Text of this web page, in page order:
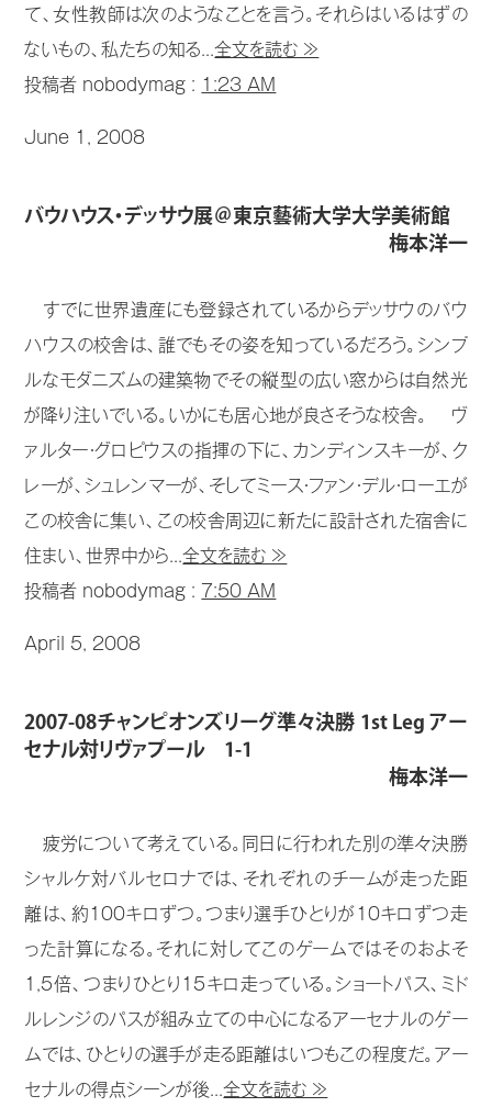
て、女性教師は次のようなことを言う。それらはいるはずの
ないもの、私たちの知る...全文を読む ≫
投稿者 nobodymag : 1:23 AM
June 1, 2008
バウハウス・デッサウ展＠東京藝術大学大学美術館
梅本洋一
すでに世界遺産にも登録されているからデッサウのバウ
ハウスの校舎は、誰でもその姿を知っているだろう。シンプ
ルなモダニズムの建築物でその縦型の広い窓からは自然光
が降り注いでいる。いかにも居心地が良さそうな校舎。 ヴ
ァルター・グロピウスの指揮の下に、カンディンスキーが、ク
レーが、シュレンマーが、そしてミース・ファン・デル・ローエが
この校舎に集い、この校舎周辺に新たに設計された宿舎に
住まい、世界中から...全文を読む ≫
投稿者 nobodymag :
7:50 AM
April 5, 2008
2007-08チャンピオンズリーグ準々決勝 1st Leg アー
セナル対リヴァプール 1-1
梅本洋一
疲労について考えている。同日に行われた別の準々決勝
シャルケ対バルセロナでは、それぞれのチームが走った距
離は、約100キロずつ。つまり選手ひとりが10キロずつ走
った計算になる。それに対してこのゲームではそのおよそ
1,5倍、つまりひとり15キロ走っている。ショートパス、ミド
ルレンジのパスが組み立ての中心になるアーセナルのゲー
ムでは、ひとりの選手が走る距離はいつもこの程度だ。アー
セナルの得点シーンが後...全文を読む ≫